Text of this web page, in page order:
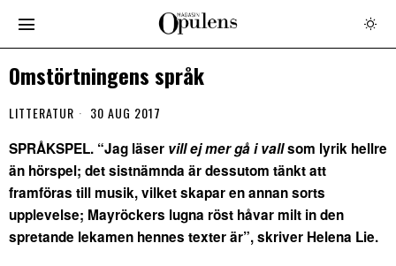
Omstörtningens språk
LITTERATUR 30 AUG 2017
SPRÅKSPEL. “Jag läser vill ej mer gå i vallsom lyrik hellre
än hörspel; det sistnämnda är dessutom tänkt att
framföras till musik, vilket skapar en annan sorts
upplevelse; Mayröckers lugna röst håvar milt in den
spretande lekamen hennes texter är”, skriver Helena Lie.